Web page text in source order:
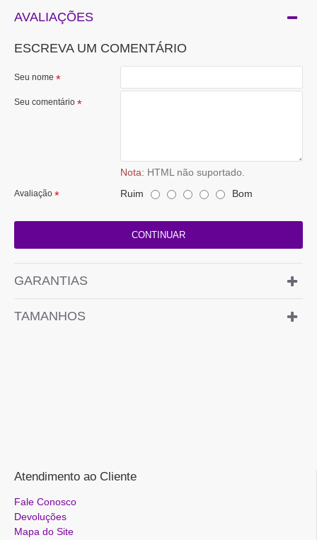
AVALIAÇÕES
ESCREVA UM COMENTÁRIO
Seu nome
Seu comentário
Nota: HTML não suportado.
Avaliação Ruim Bom
CONTINUAR
GARANTIAS
TAMANHOS
Atendimento ao Cliente
Fale Conosco
Devoluções
Mapa do Site